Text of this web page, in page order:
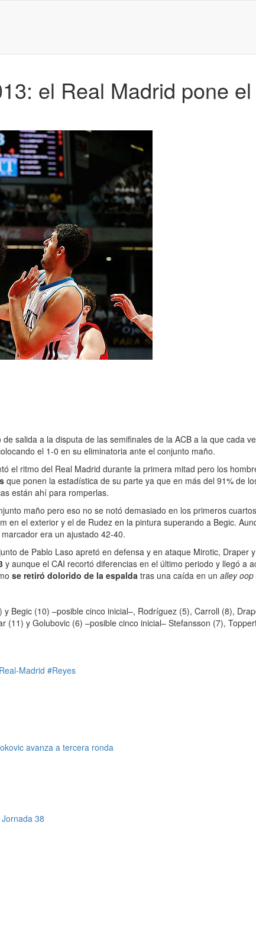
el Real Madrid pone
salida a la disputa de las semifinales de la ACB a la que cada
el 1-0 en su eliminatoria ante el conjunto maño.
el ritmo del Real Madrid durante la primera mitad pero los
que ponen la estadística de su parte ya que en más del 91% de
están ahí para romperlas.
maño pero eso no se notó demasiado en los primeros
en el exterior y el de Rudez en la pintura superando a Begic.
era un ajustado 42-40.
de Pablo Laso apretó en defensa y en ataque Mirotic,
y aunque el CAI recortó diferencias en el último periodo y llegó a
se retiró dolorido de la espalda tras una caída en un alley oop
Begic (10) –posible cinco inicial–, Rodríguez (5), Carroll (8),
(11) y Golubovic (6) –posible cinco inicial– Stefansson (7),
Madrid #Reyes
avanza a tercera ronda
38